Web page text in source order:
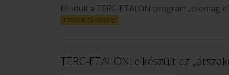
Elindult a TERC-ETALON program „csomag
TOVÁBB OLVASOM
TERC-ETALON: elkészült az